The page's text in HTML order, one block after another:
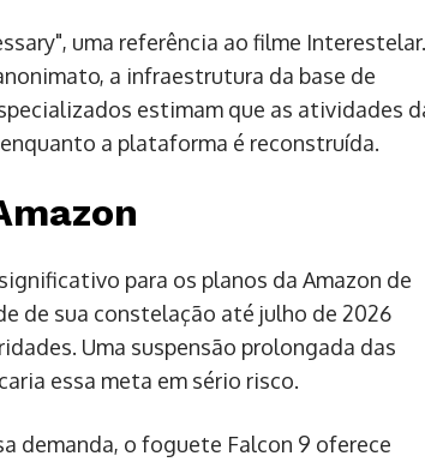
uma referência ao filme Interestelar.
a infraestrutura da base de
estimam que as atividades
a plataforma é reconstruída.
para os planos da Amazon de
de sua constelação até julho de 2026
Uma suspensão prolongada das
essa meta em sério risco.
demanda, o foguete Falcon 9 oferece